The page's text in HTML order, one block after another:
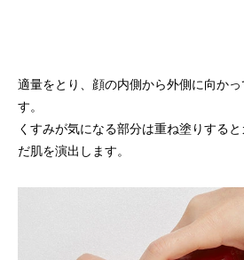
適量をとり、顔の内側から外側に向か
す。
くすみが気になる部分は重ね塗りする
だ肌を演出します。